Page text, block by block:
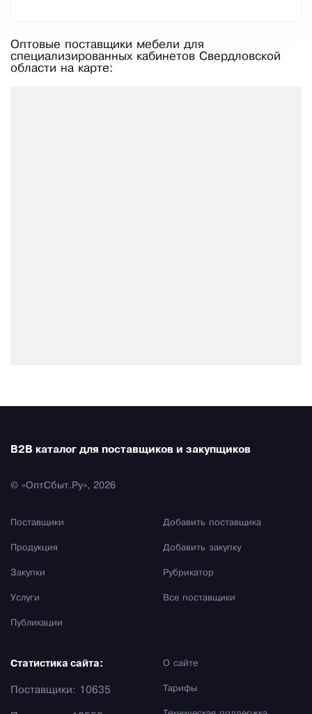
Оптовые поставщики мебели для
специализированных кабинетов Свердловской
области на карте:
B2B каталог для поставщиков и закупщиков
© «ОптСбыт.Ру», 2026
Поставщики
Продукция
Закупки
Услуги
Публикации
Добавить поставщика
Добавить закупку
Рубрикатор
Все поставщики
О сайте
Тарифы
Статистика сайта:
Поставщики: 10635